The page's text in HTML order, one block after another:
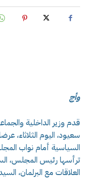
وأج
قدم وزير الداخلية
سعيود، اليوم الثلاثاء،
السياسية أمام نواب
ترأسها رئيس المجلس،
العلاقات مع البرلمان،